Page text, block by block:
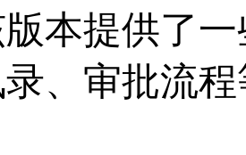
本提供了
、审批流